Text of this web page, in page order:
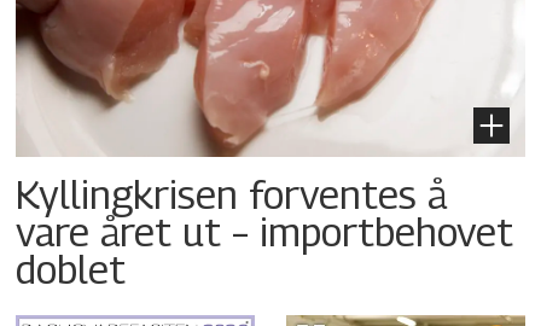
Kyllingkrisen forventes å
vare året ut – importbehovet
doblet